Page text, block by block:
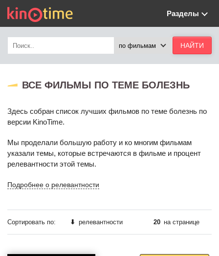
Разделы
ВСЕ ФИЛЬМЫ ПО ТЕМЕ БОЛЕЗНЬ
Здесь собран список лучших фильмов по теме болезнь по
версии KinoTime.
Мы проделали большую работу и ко многим фильмам
указали темы, которые встречаются в фильме и процент
релевантности этой темы.
Подробнее о релевантности
Сортировать по: ⬇ релевантности 20 на странице